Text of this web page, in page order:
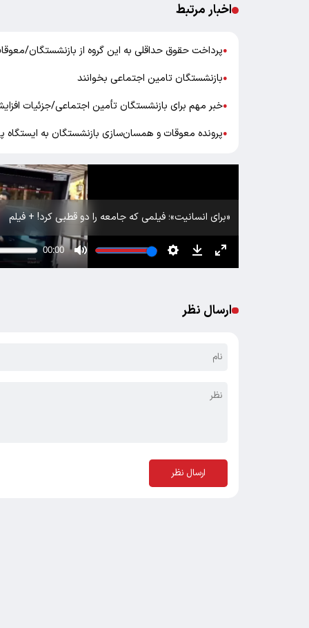
اخبار مرتبط
●پرداخت حقوق حداقلی به این گروه از بازنشستگان/
●بازنشستگان تامین اجتماعی بخوانند
●خبر مهم برای بازنشستگان تأمین اجتماعی/جزئیات افزایش حقوق
●پرونده معوقات و همسان‌سازی بازنشستگان به ایستگاه
«برای انسانیت»؛ فیلمی که جامعه را دو قطبی کرد! + فیلم
ارسال نظر
ارسال نظر